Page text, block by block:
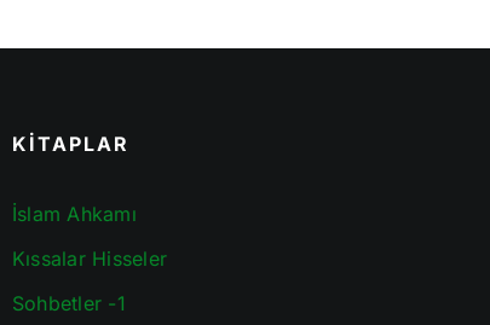
KİTAPLAR
İslam Ahkamı
Kıssalar Hisseler
Sohbetler -1